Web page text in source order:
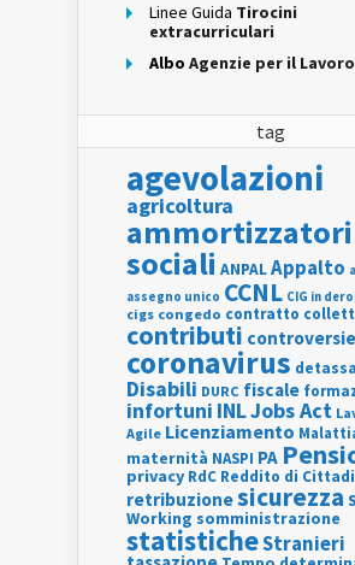
Linee Guida Tirocini
extracurriculari
Albo Agenzie per il Lavoro
tag
agevolazioni
agricoltura
ammortizzatori
sociali ANPALAppalto
assegno unico CCNL CIG in
cigs congedo contratto
contributi controversie
coronavirus
Disabili DURC fiscale
infortuni INLJobs Act
Agile Licenziamento
maternità NASPI PA
privacy RdC Reddito di
retribuzionesicurezza
Working somministrazione
statisticheStranieri